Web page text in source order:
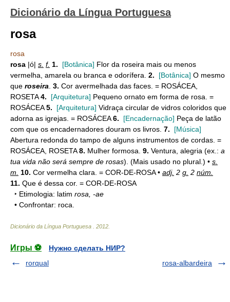
Dicionário da Língua Portuguesa
rosa
rosa
rosa |ó| s. f. 1. [Botânica] Flor da roseira mais ou menos
vermelha, amarela ou branca e odorífera. 2. [Botânica] O mesmo
que roseira 3. Cor avermelhada das faces. = ROSÁCEA,
ROSETA4. [Arquitetura] Pequeno ornato em forma de rosa. =
ROSÁCEA5. [Arquitetura] Vidraça circular de vidros coloridos que
adorna as igrejas. = ROSÁCEA6. [Encadernação] Peça de latão
com que os encadernadores douram os livros. 7.
[Música]
Abertura redonda do tampo de alguns instrumentos de cordas. =
ROSÁCEA, ROSETA8. Mulher formosa. 9. Ventura, alegria (ex.: a
tua vida não será sempre de rosas). (Mais usado no plural.) • s.
m.
10. Cor vermelha clara. = COR-DE-ROSA • adj. 2 g. 2 núm.
11. Que é dessa cor. = COR-DE-ROSA
‣ Etimologia: latim rosa, -ae
• Confrontar: roca.
Dicionário da Língua Portuguesa 2012
Игры ⚽
Нужно сделать НИР?
rorqual
rosa-albardeira